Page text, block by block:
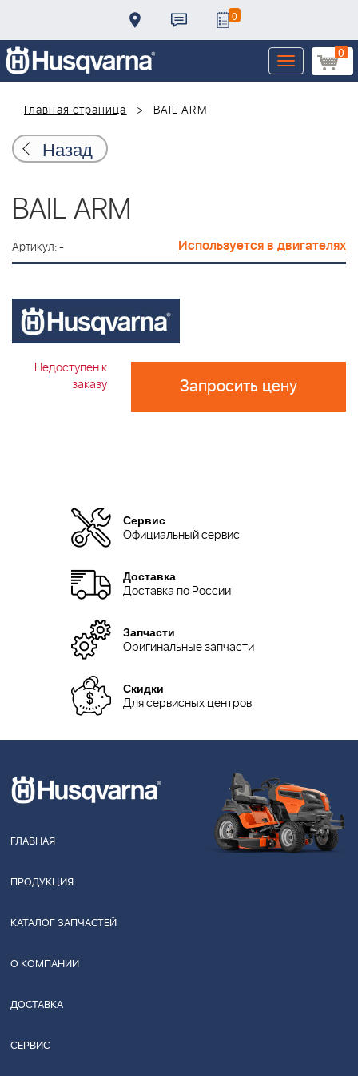
0
0
Toggle
navigation
Главная страница
BAIL ARM
Назад
BAIL ARM
Артикул: - Используется в двигателях
Недоступен к
заказу
Запросить цену
Сервис
Официальный сервис
Доставка
Доставка по России
Запчасти
Оригинальные запчасти
Скидки
Для сервисных центров
ГЛАВНАЯ
ПРОДУКЦИЯ
КАТАЛОГ ЗАПЧАСТЕЙ
О КОМПАНИИ
ДОСТАВКА
СЕРВИС